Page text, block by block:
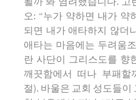
오: “누가 약하면 내가 약
되면 내가 애타하지 않더
애타는 마음에는 두려움
란 사단이 그리스도를 향
깨끗함에서 떠나 부패할
절). 바울은 교회 성도들이